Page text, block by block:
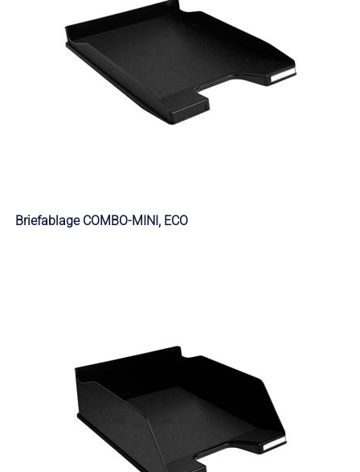
Briefablage COMBO-MINI, ECO